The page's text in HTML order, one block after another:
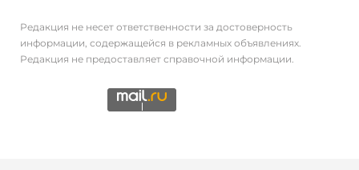
Редакция не несет ответственности за достоверность
информации, содержащейся в рекламных объявлениях.
Редакция не предоставляет справочной информации.